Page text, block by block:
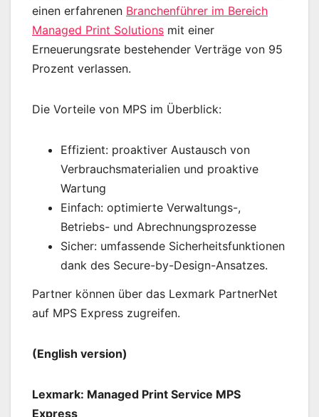
einen erfahrenen Branchenführer im Bereich
Managed Print Solutions mit einer
Erneuerungsrate bestehender Verträge von 95
Prozent verlassen.
Die Vorteile von MPS im Überblick:
Effizient: proaktiver Austausch von
Verbrauchsmaterialien und proaktive
Wartung
Einfach: optimierte Verwaltungs-,
Betriebs- und Abrechnungsprozesse
Sicher: umfassende Sicherheitsfunktionen
dank des Secure-by-Design-Ansatzes.
Partner können über das Lexmark PartnerNet
auf MPS Express zugreifen.
(English version)
Lexmark: Managed Print Service MPS
Express